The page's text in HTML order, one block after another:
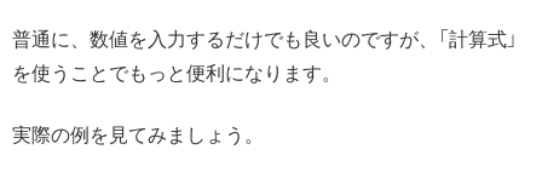
普通に、数値を入力するだけでも良いのですが、「計算式」
を使うことでもっと便利になります。
実際の例を見てみましょう。